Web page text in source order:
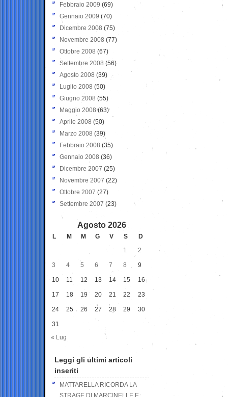
Febbraio 2009 (69)
Gennaio 2009 (70)
Dicembre 2008 (75)
Novembre 2008 (77)
Ottobre 2008 (67)
Settembre 2008 (56)
Agosto 2008 (39)
Luglio 2008 (50)
Giugno 2008 (55)
Maggio 2008(63)
Aprile 2008 (50)
Marzo 2008 (39)
Febbraio 2008 (35)
Gennaio 2008 (36)
Dicembre 2007 (25)
Novembre 2007 (22)
Ottobre 2007 (27)
Settembre 2007 (23)
Agosto 2026
L M M G V S
D
1
2
3 4 5 6 7 8 9
10 11 12 13 14 15 16
17 18 19 20 21 22 23
24 25 26 27 28 29 30
31
« Lug
Leggi gli ultimi articoli
inseriti
MATTARELLA RICORDA LA
STRAGE DI MARCINELLE E